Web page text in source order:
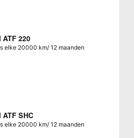
ATF 220
elke 20000 km/ 12 maanden
ATF SHC
elke 20000 km/ 12 maanden